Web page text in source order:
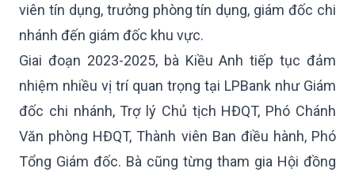
viên tín dụng, trưởng phòng tín dụng, giám đốc chi
nhánh đến giám đốc khu vực.
Giai đoạn 2023-2025, bà Kiều Anh tiếp tục đảm
nhiệm nhiều vị trí quan trọng tại LPBank như Giám
đốc chi nhánh, Trợ lý Chủ tịch HĐQT, Phó Chánh
Văn phòng HĐQT, Thành viên Ban điều hành, Phó
Tổng Giám đốc. Bà cũng từng tham gia Hội đồng